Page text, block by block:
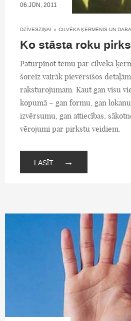
06.JŪN, 2011
DZĪVESZIŅAI » CILVĒKA ĶERMENIS UN DABA
Ko stāsta roku
Paturpinot tēmu par cilvēka
šoreiz vairāk pievērsīšos
raksturojumam. Kaut gan visu
kopumā – gan formu, gan
izvērsumu, gan attiecības,
vērojumi par pirkstu veidiem.
LASĪT →